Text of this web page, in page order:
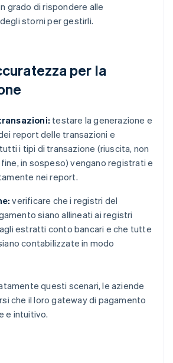
grado di rispondere alle
storni per gestirli.
per la
testare la generazione e
report delle transazioni e
i tipi di transazione (riuscita, non
in sospeso) vengano registrati e
nei report.
verificare che i registri del
siano allineati ai registri
estratti conto bancari e che tutte
contabilizzate in modo
questi scenari, le aziende
che il loro gateway di pagamento
e intuitivo.